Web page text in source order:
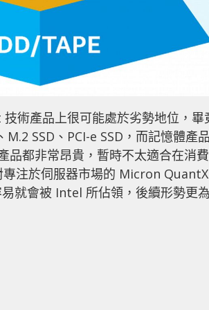
術產品上很可能處於劣勢地位，
SSD、PCI-e SSD，而記憶體產
都非常昂貴，暫時不太適合在消
注於伺服器市場的 Micron
就會被 Intel 所佔領，後續形勢更